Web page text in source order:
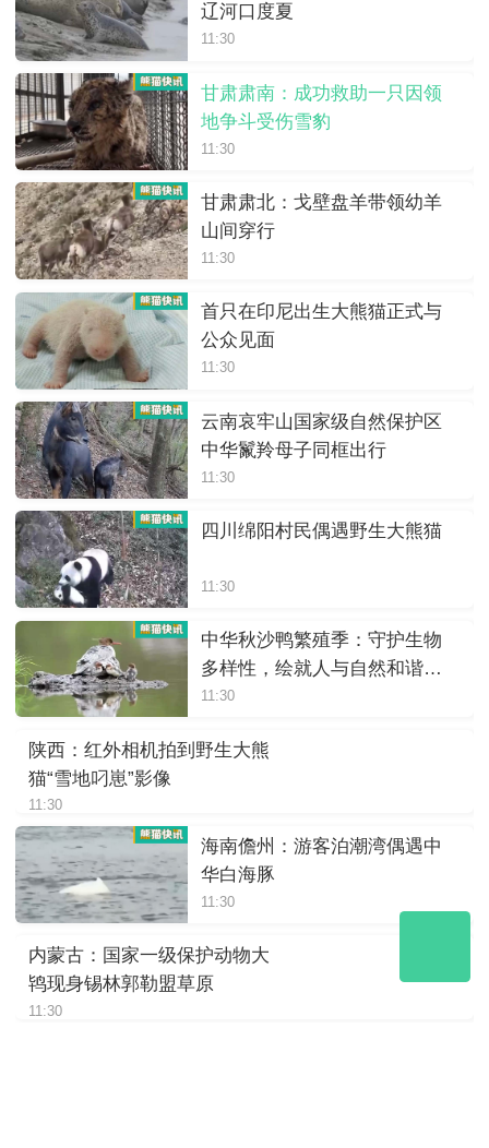
辽河口度夏
11:30
甘肃肃南：成功救助一只因领
地争斗受伤雪豹
11:30
甘肃肃北：戈壁盘羊带领幼羊
山间穿行
11:30
首只在印尼出生大熊猫正式与
公众见面
11:30
云南哀牢山国家级自然保护区
中华鬣羚母子同框出行
11:30
四川绵阳村民偶遇野生大熊猫
11:30
中华秋沙鸭繁殖季：守护生物
多样性，绘就人与自然和谐画
卷
11:30
陕西：红外相机拍到野生大熊
猫“雪地叼崽”影像
11:30
海南儋州：游客泊潮湾偶遇中
华白海豚
11:30
内蒙古：国家一级保护动物大
鸨现身锡林郭勒盟草原
11:30